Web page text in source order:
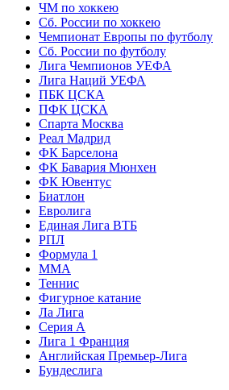
ЧМ по хоккею
Сб. России по хоккею
Чемпионат Европы по футболу
Сб. России по футболу
Лига Чемпионов УЕФА
Лига Наций УЕФА
ПБК ЦСКА
ПФК ЦСКА
Спарта Москва
Реал Мадрид
ФК Барселона
ФК Бавария Мюнхен
ФК Ювентус
Биатлон
Евролига
Единая Лига ВТБ
РПЛ
Формула 1
MMA
Теннис
Фигурное катание
Ла Лига
Серия А
Лига 1 Франция
Английская Премьер-Лига
Бундеслига